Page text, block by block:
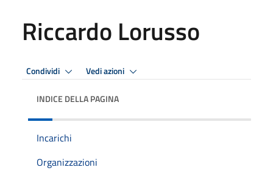
Riccardo Lorusso
Condividi Vedi azioni
INDICE DELLA PAGINA
Incarichi
Organizzazioni